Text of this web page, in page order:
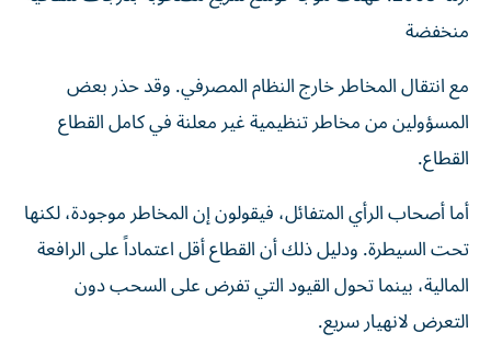
منخفضة
مع انتقال المخاطر خارج النظام المصرفي. وقد حذر بعض
المسؤولين من مخاطر تنظيمية غير معلنة في كامل القطاع
القطاع.
أما أصحاب الرأي المتفائل، فيقولون إن المخاطر موجودة، لكنها
تحت السيطرة. ودليل ذلك أن القطاع أقل اعتماداً على الرافعة
المالية، بينما تحول القيود التي تفرض على السحب دون
التعرض لانهيار سريع.